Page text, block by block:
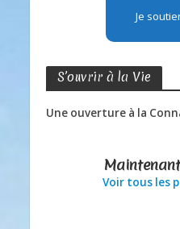
Je
S’ouvrir à la Vie
Une ouverture à la
Voir tous les